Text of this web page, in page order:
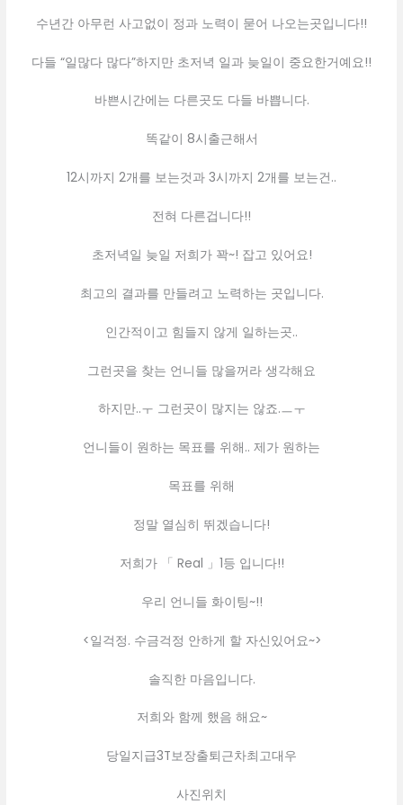
수년간 아무런 사고없이 정과 노력이 묻어 나오는곳입니다!!
다들 “일많다 많다”하지만 초저녁 일과 늦일이 중요한거예요!!
바쁜시간에는 다른곳도 다들 바쁩니다.
똑같이 8시출근해서
12시까지 2개를 보는것과 3시까지 2개를 보는건..
전혀 다른겁니다!!
초저녁일 늦일 저희가 꽉~! 잡고 있어요!
최고의 결과를 만들려고 노력하는 곳입니다.
인간적이고 힘들지 않게 일하는곳..
그런곳을 찾는 언니들 많을꺼라 생각해요
하지만..ㅜ 그런곳이 많지는 않죠.ㅡㅜ
언니들이 원하는 목표를 위해.. 제가 원하는
목표를 위해
정말 열심히 뛰겠습니다!
저희가 「 Real 」1등 입니다!!
우리 언니들 화이팅~!!
<일걱정. 수금걱정 안하게 할 자신있어요~>
솔직한 마음입니다.
저희와 함께 했음 해요~
당일지급3T보장출퇴근차최고대우
사진위치